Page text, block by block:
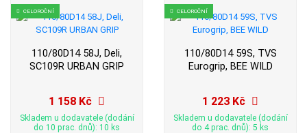
CELOROČNÍ
110/80D14 58J, Deli,
SC109R URBAN GRIP
1 158 Kč
Skladem u dodavatele (dodání
do 10 prac. dnů): 10 ks
CELOROČNÍ
110/80D14 59S, TVS
Eurogrip, BEE WILD
1 223 Kč
Skladem u dodavatele (dodání
do 4 prac. dnů): 5 ks